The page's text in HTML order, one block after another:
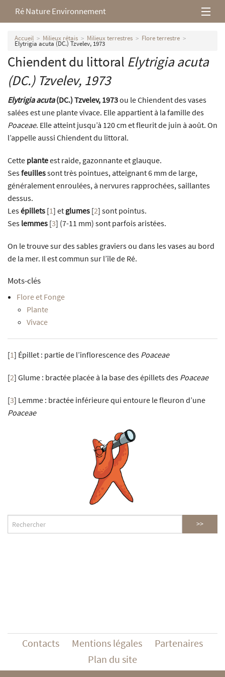
Ré Nature Environnement
L’association
Milieux rétais
Nos parutions
Accueil Milieux rétais Milieux terrestres Flore terrestre
Elytrigia acuta (DC.) Tzvelev, 1973
Chiendent du littoral Elytrigia acuta
(DC.) Tzvelev, 1973
Elytrigia acuta(DC.) Tzvelev, 1973ou le Chiendent des vases
salées est une plante vivace. Elle appartient à la famille des
Poaceae. Elle atteint jusqu’à 120 cm et fleurit de juin à août. On
l’appelle aussi Chiendent du littoral.
Cette planteest raide, gazonnante et glauque.
Sesfeuillessont très pointues, atteignant 6 mm de large,
généralement enroulées, à nervures rapprochées, saillantes
dessus.
Lesépillets [1] et glumes [2] sont pointus.
Ses lemmes [3] (7-11 mm) sont parfois aristées.
On le trouve sur des sables graviers ou dans les vases au bord
de la mer. Il est commun sur l’île de Ré.
Mots-clés
Flore et Fonge
Plante
Vivace
[1] Épillet : partie de l’inflorescence des Poaceae
[2] Glume : bractée placée à la base des épillets des Poaceae
[3] Lemme : bractée inférieure qui entoure le fleuron d’une
Poaceae
Contacts Mentions légales
Partenaires
Plan du site